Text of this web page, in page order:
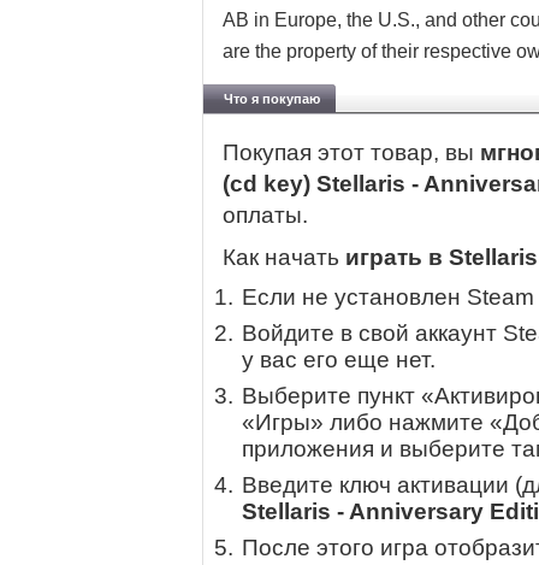
AB in Europe, the U.S., and other
are the property of their respective
Что я покупаю
Покупая этот товар, вы
(cd key) Stellaris -
оплаты.
Как начать играть в
Если не установлен
Войдите в свой аккаунт
у вас его еще нет.
Выберите пункт
«Игры» либо нажмите
приложения и выберите
Введите ключ активации
Stellaris - Anniversary
После этого игра